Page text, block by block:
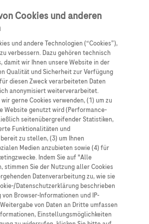
Anmelden
Spezial
2025
Cookies und anderen
und andere Technologien (“Cookies”),
verbessern. Dazu gehören technisch
damit wir Ihnen unsere Website in der
Qualität und Sicherheit zur Verfügung
diesen Zweck verarbeiteten Daten
anonymisiert weiterverarbeitet.
gerne Cookies verwenden, (1) um zu
Website genutzt wird (Performance-
seitenübergreifender Statistiken,
Funktionalitäten und
zu stellen, (3) um Ihnen
Medien anzubieten sowie (4) für
Indem Sie auf "Alle
stimmen Sie der Nutzung aller Cookies
Datenverarbeitung zu, wie sie
Datenschutzerklärung beschrieben
Browser-Informationen und IP-
von Daten an Dritte umfassen
Einstellungsmöglichkeiten